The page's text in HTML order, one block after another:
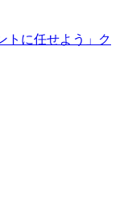
トに任せよう」ク